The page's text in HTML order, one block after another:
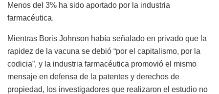
Menos del 3% ha sido aportado por la industria
farmacéutica.
Mientras Boris Johnson había señalado en privado que la
rapidez de la vacuna se debió “por el capitalismo, por la
codicia”, y la industria farmacéutica promovió el mismo
mensaje en defensa de la patentes y derechos de
propiedad, los investigadores que realizaron el estudio no